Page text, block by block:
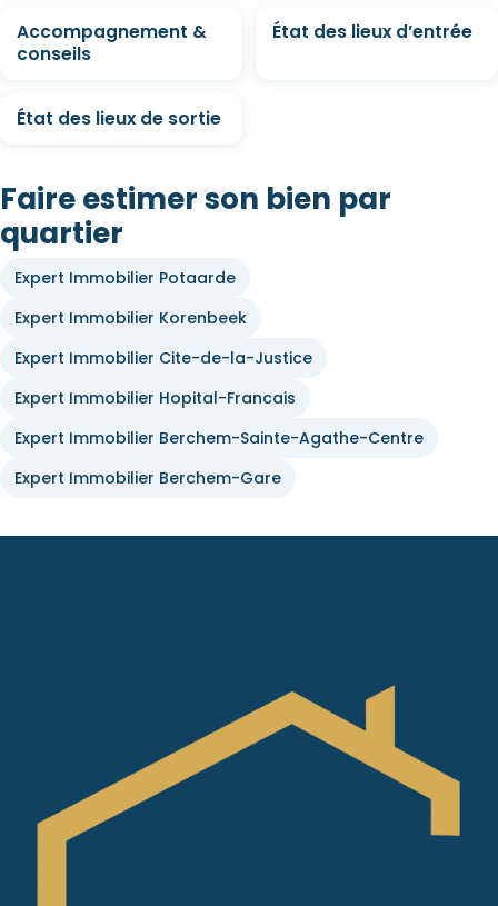
Accompagnement &
conseils
État des lieux d’entrée
État des lieux de sortie
Faire estimer son bien par
quartier
Expert Immobilier Potaarde
Expert Immobilier Korenbeek
Expert Immobilier Cite-de-la-Justice
Expert Immobilier Hopital-Francais
Expert Immobilier Berchem-Sainte-Agathe-Centre
Expert Immobilier Berchem-Gare